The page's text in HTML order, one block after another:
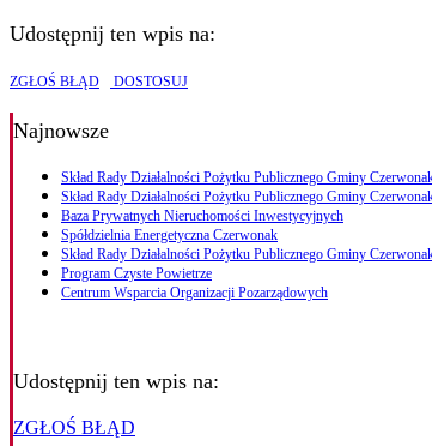
Udostępnij ten wpis na:
ZGŁOŚ BŁĄD DOSTOSUJ
Najnowsze
Skład Rady Działalności Pożytku Publicznego Gminy
Skład Rady Działalności Pożytku Publicznego Gminy
Baza Prywatnych Nieruchomości Inwestycyjnych
Spółdzielnia Energetyczna Czerwonak
Skład Rady Działalności Pożytku Publicznego Gminy
Program Czyste Powietrze
Centrum Wsparcia Organizacji Pozarządowych
Udostępnij ten wpis na:
ZGŁOŚ BŁĄD